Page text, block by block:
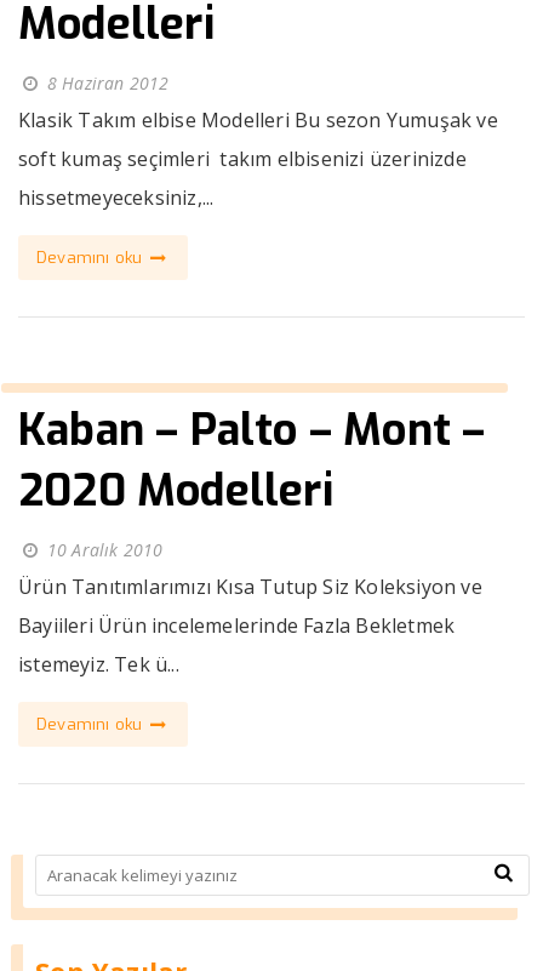
Modelleri
8 Haziran 2012
Klasik Takım elbise Modelleri Bu sezon Yumuşak ve
soft kumaş seçimleri takım elbisenizi üzerinizde
hissetmeyeceksiniz,...
Devamını oku
Kaban – Palto – Mont –
2020 Modelleri
10 Aralık 2010
Ürün Tanıtımlarımızı Kısa Tutup Siz Koleksiyon ve
Bayiileri Ürün incelemelerinde Fazla Bekletmek
istemeyiz. Tek ü...
Devamını oku